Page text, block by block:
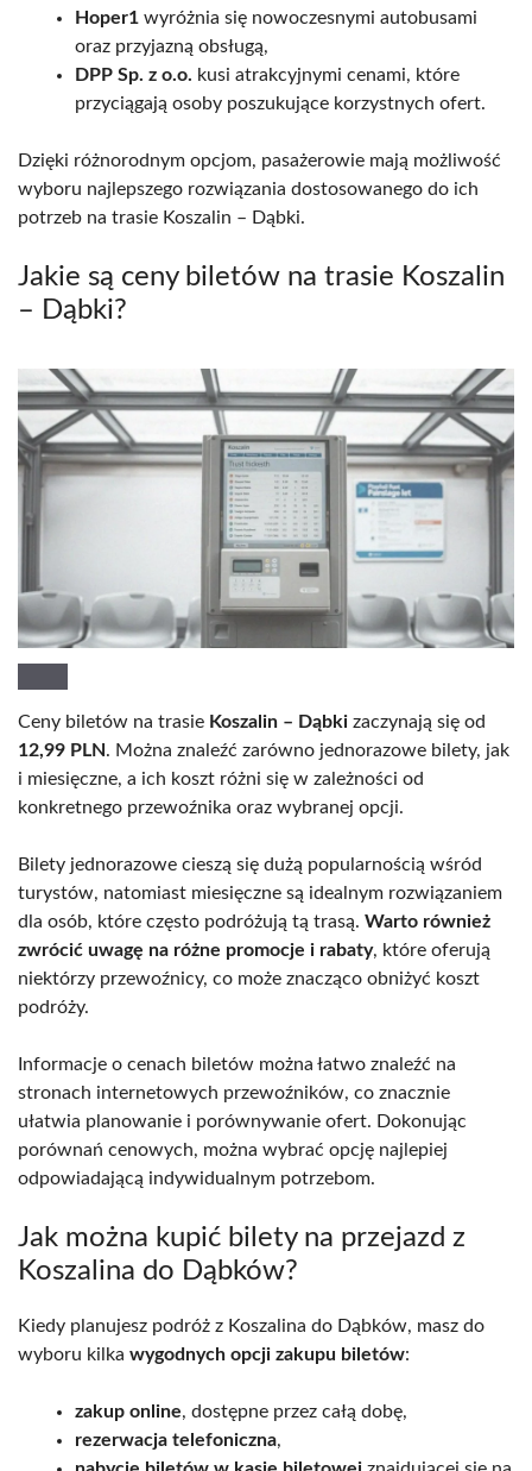
Hoper1 wyróżnia się nowoczesnymi autobusami
oraz przyjazną obsługą,
DPP Sp. z o.o. kusi atrakcyjnymi cenami, które
przyciągają osoby poszukujące korzystnych ofert.
Dzięki różnorodnym opcjom, pasażerowie mają możliwość
wyboru najlepszego rozwiązania dostosowanego do ich
potrzeb na trasie Koszalin – Dąbki.
Jakie są ceny biletów na trasie Koszalin
– Dąbki?
Ceny biletów na trasie Koszalin – Dąbki zaczynają się od
12,99 PLN. Można znaleźć zarówno jednorazowe bilety, jak
i miesięczne, a ich koszt różni się w zależności od
konkretnego przewoźnika oraz wybranej opcji.
Bilety jednorazowe cieszą się dużą popularnością wśród
turystów, natomiast miesięczne są idealnym rozwiązaniem
dla osób, które często podróżują tą trasą. Warto również
zwrócić uwagę na różne promocje i rabaty, które oferują
niektórzy przewoźnicy, co może znacząco obniżyć koszt
podróży.
Informacje o cenach biletów można łatwo znaleźć na
stronach internetowych przewoźników, co znacznie
ułatwia planowanie i porównywanie ofert. Dokonując
porównań cenowych, można wybrać opcję najlepiej
odpowiadającą indywidualnym potrzebom.
Jak można kupić bilety na przejazd z
Koszalina do Dąbków?
Kiedy planujesz podróż z Koszalina do Dąbków, masz do
wyboru kilka wygodnych opcji zakupu biletów:
zakup online, dostępne przez całą dobę,
rezerwacja telefoniczna,